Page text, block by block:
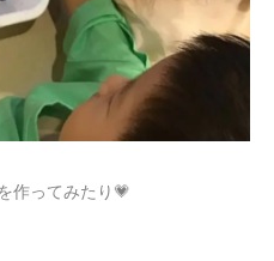
作ってみたり💗